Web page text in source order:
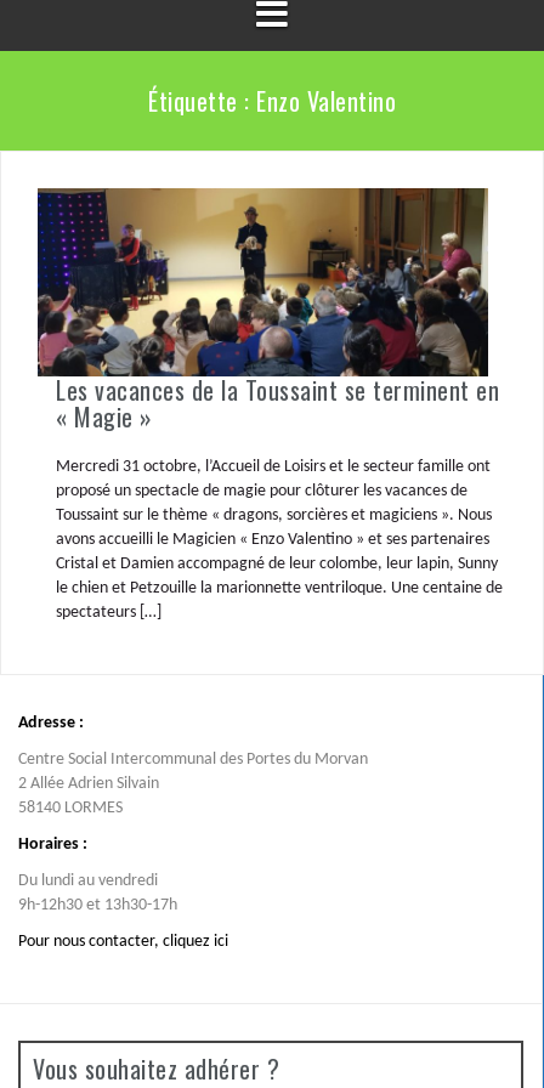
Étiquette : Enzo Valentino
Les vacances de la Toussaint se terminent en
« Magie »
Mercredi 31 octobre, l’Accueil de Loisirs et le secteur famille ont
proposé un spectacle de magie pour clôturer les vacances de
Toussaint sur le thème « dragons, sorcières et magiciens ». Nous
avons accueilli le Magicien « Enzo Valentino » et ses partenaires
Cristal et Damien accompagné de leur colombe, leur lapin, Sunny
le chien et Petzouille la marionnette ventriloque. Une centaine de
spectateurs […]
Adresse :
Centre Social Intercommunal des Portes du Morvan
2 Allée Adrien Silvain
58140 LORMES
Horaires :
Du lundi au vendredi
9h-12h30 et 13h30-17h
Pour nous contacter, cliquez ici
Vous souhaitez adhérer ?